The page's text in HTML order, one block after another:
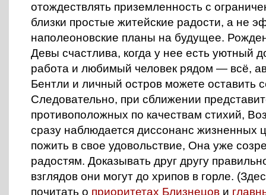
отождествлять приземленность с
близки простые житейские радости, а не
наполеоновские планы на будущее.
Девы счастлива, когда у нее есть уютный
работа и любимый человек рядом — всё,
Бентли и личный остров можете оставить
Следовательно, при сближении
противоположных по качествам стихий,
сразу наблюдается диссонанс жизненных
пожить в свое удовольствие, Она уже
радостям. Доказывать друг другу
взглядов они могут до хрипов в горле.
почитать о приоритетах Близнецов и